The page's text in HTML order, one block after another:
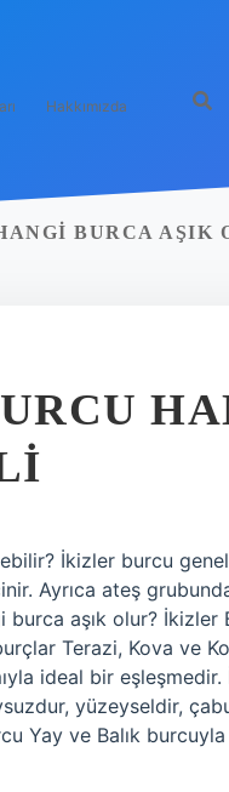
Hakkımızda
BURCA AŞIK
İkizler burcu
Ayrıca ateş
aşık olur?
Terazi, Kova ve
ideal bir
yüzeyseldir,
Yay ve Balık